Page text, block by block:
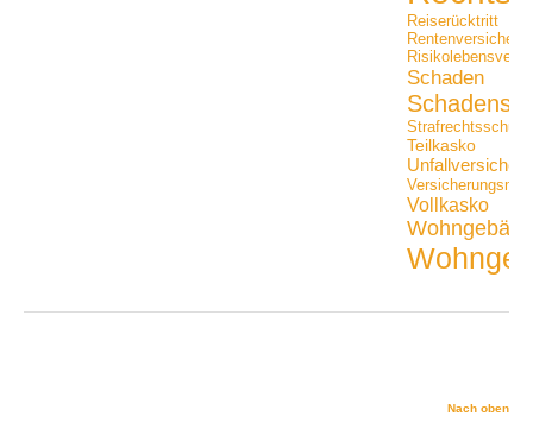
Reiserücktritt
Schaden
Strafrechtsschutz
Teilkasko
Vollkasko
Nach oben